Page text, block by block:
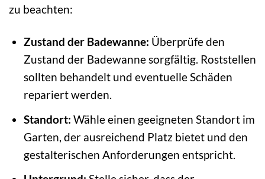
zu beachten:
Zustand der Badewanne: Überprüfe den
Zustand der Badewanne sorgfältig. Roststellen
sollten behandelt und eventuelle Schäden
repariert werden.
Standort: Wähle einen geeigneten Standort im
Garten, der ausreichend Platz bietet und den
gestalterischen Anforderungen entspricht.